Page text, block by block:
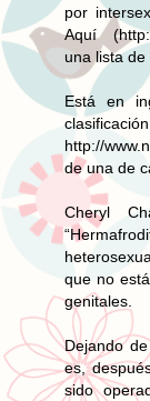
por
Aquí
una lista de
Está en
http://
de una de
Cheryl
que no
genitales.
Dejando
es,
sido